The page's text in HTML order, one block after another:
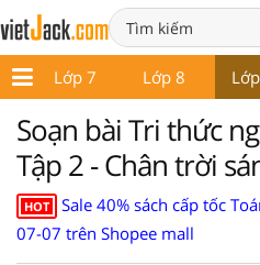
Lớp 7 Lớp 8
Soạn bài Tri thức
Tập 2 - Chân trời
HOT
Sale 40% sách cấp tốc
07-07 trên Shopee mall